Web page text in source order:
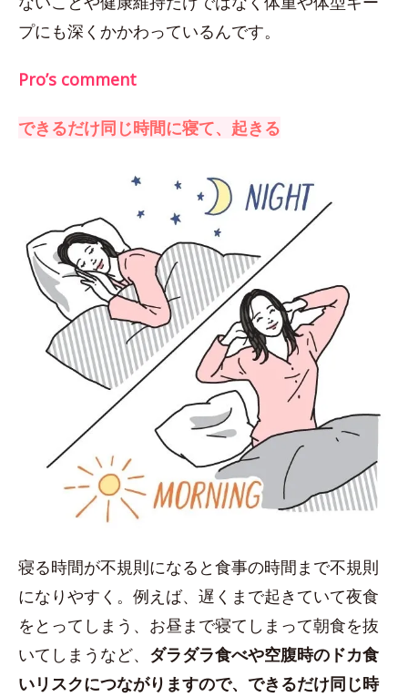
プにも深くかかわっているんです。
Pro’s comment
できるだけ同じ時間に寝て、起きる
寝る時間が不規則になると食事の時間まで不規則
になりやすく。例えば、遅くまで起きていて夜食
をとってしまう、お昼まで寝てしまって朝食を抜
いてしまうなど、 ダラダラ食べや空腹時のドカ食
いリスクにつながりますので、できるだけ同じ時